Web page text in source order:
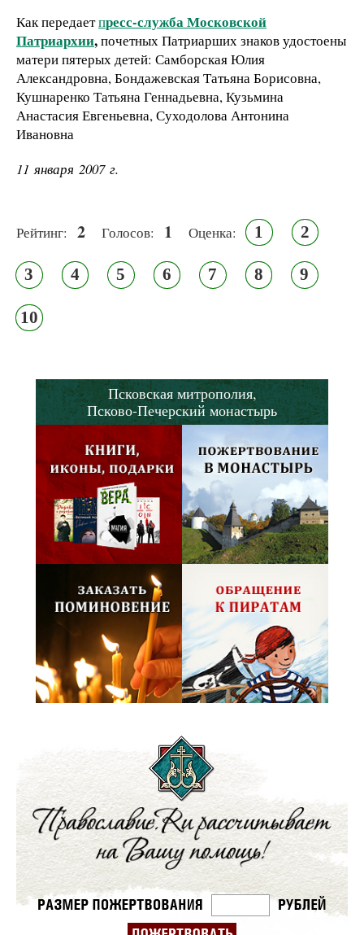
Как передаетпресс-служба Московской
Патриархии,почетных Патриарших знаков удостоены
матери пятерых детей: Самборская Юлия
Александровна, Бондажевская Татьяна Борисовна,
Кушнаренко Татьяна Геннадьевна, Кузьмина
Анастасия Евгеньевна, Суходолова Антонина
Ивановна
11 января 2007 г.
Рейтинг: 2 Голосов: 1 Оценка: 1 2
3 4 5 6 7 8 9
10
Псковская митрополия,
Псково-Печерский монастырь